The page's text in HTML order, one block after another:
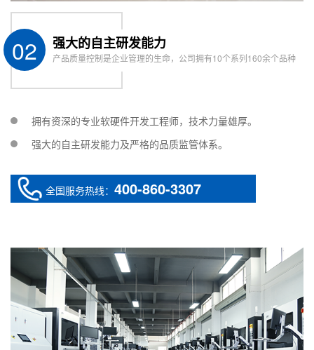
02 强大的自主研发能力
产品质量控制是企业管理的生命，公司拥有10个系列160余个品种
拥有资深的专业软硬件开发工程师，技术力量雄厚。
强大的自主研发能力及严格的品质监管体系。
全国服务热线： 400-860-3307